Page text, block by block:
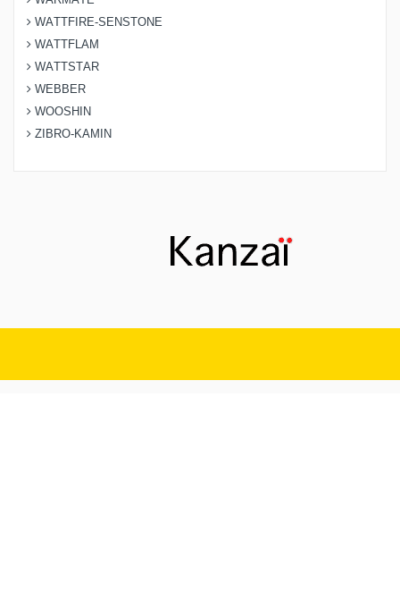
WATTFIRE-SENSTONE
WATTFLAM
WATTSTAR
WEBBER
WOOSHIN
ZIBRO-KAMIN